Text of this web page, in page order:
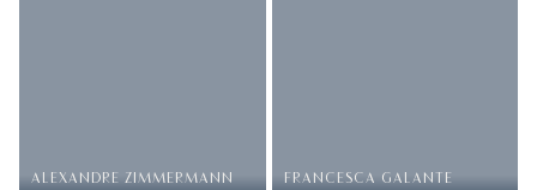
ALEXANDRE ZIMMERMANN FRANCESCA GALANTE